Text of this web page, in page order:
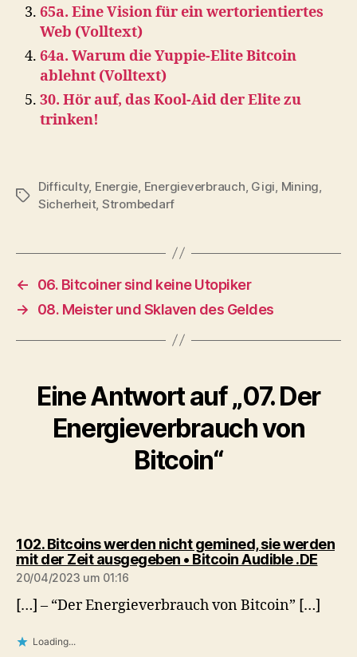
65a. Eine Vision für ein wertorientiertes
Web (Volltext)
64a. Warum die Yuppie-Elite Bitcoin
ablehnt (Volltext)
30. Hör auf, das Kool-Aid der Elite zu
trinken!
Schlagwörter
Difficulty, Energie Energieverbrauch Gigi Mining
Sicherheit, Strombedarf
←
06. Bitcoiner sind keine Utopiker
→
08. Meister und Sklaven des Geldes
Eine Antwort auf „07. Der
Energieverbrauch von
Bitcoin“
102. Bitcoins werden nicht gemined, sie werden
mit der Zeit ausgegeben • Bitcoin Audible .DEsagt:
20/04/2023 um 01:16
[…] – “Der Energieverbrauch von Bitcoin” […]
Loading...